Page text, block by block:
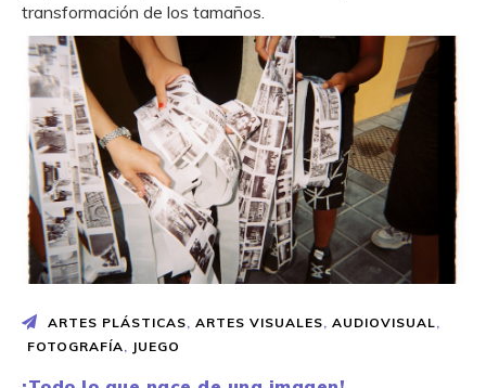
transformación de los tamaños.
ARTES PLÁSTICAS ARTES VISUALES AUDIOVISUAL
FOTOGRAFÍA
JUEGO